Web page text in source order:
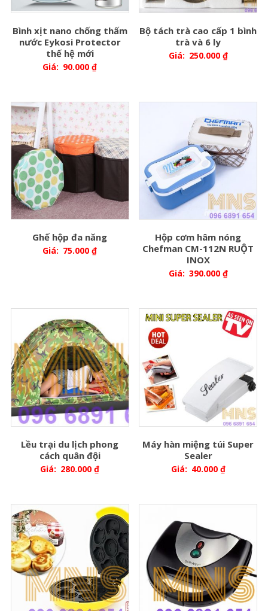
Bình xịt nano chống thấm
nước Eykosi Protector
thế hệ mới
Giá: 90.000₫
Bộ tách trà cao cấp 1 bình
trà và 6 ly
Giá: 250.000 ₫
Ghế hộp đa năng
Giá: 75.000₫
Hộp cơm hâm nóng
Chefman CM-112N RUỘT
INOX
Giá: 390.000 ₫
Lều trại du lịch phong
cách quân đội
Giá: 280.000₫
Máy hàn miệng túi Super
Sealer
Giá: 40.000 ₫